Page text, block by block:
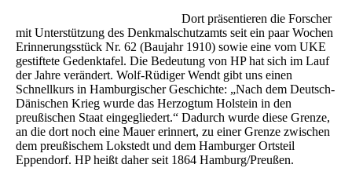
Dort präsentieren die Forscher
mit Unterstützung des Denkmalschutzamts seit ein paar Wochen
Erinnerungsstück Nr. 62 (Baujahr 1910) sowie eine vom UKE
gestiftete Gedenktafel. Die Bedeutung von HP hat sich im Lauf
der Jahre verändert. Wolf-Rüdiger Wendt gibt uns einen
Schnellkurs in Hamburgischer Geschichte: „Nach dem Deutsch-
Dänischen Krieg wurde das Herzogtum Holstein in den
preußischen Staat eingegliedert.“ Dadurch wurde diese Grenze,
an die dort noch eine Mauer erinnert, zu einer Grenze zwischen
dem preußischem Lokstedt und dem Hamburger Ortsteil
Eppendorf. HP heißt daher seit 1864 Hamburg/Preußen.